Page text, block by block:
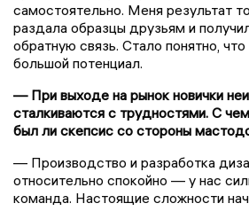
самостоятельно. Меня результат
раздала образцы друзьям и
обратную связь. Стало понятно,
большой потенциал.
— При выходе на рынок новички
сталкиваются с трудностями. С
был ли скепсис со стороны
— Производство и разработка
относительно спокойно — у нас
команда. Настоящие сложности